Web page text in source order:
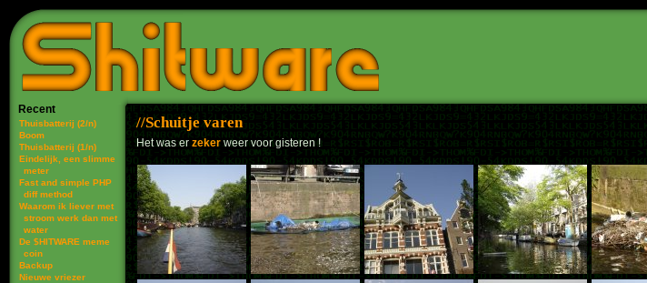
Recent
Thuisbatterij (2/n)
Boom
Thuisbatterij (1/n)
Eindelijk, een slimme
meter
Fast and simple PHP
diff method
Waarom ik liever met
stroom werk dan met
water
De $HITWARE meme
coin
Backup
Nieuwe vriezer
Schuitje varen
Het was er zeker weer voor gisteren !